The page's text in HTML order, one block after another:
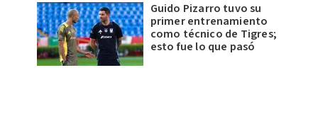
Guido Pizarro tuvo su
primer entrenamiento
como técnico de Tigres;
esto fue lo que pasó